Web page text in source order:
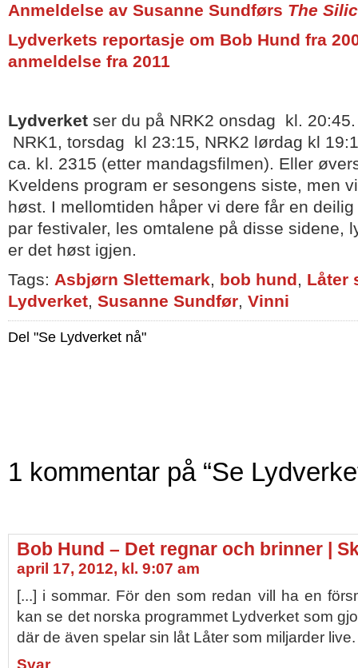
Anmeldelse av Susanne Sundførs The
Lydverkets reportasje om Bob Hund fra
anmeldelse fra 2011
Lydverket ser du på NRK2 onsdag kl.
NRK1, torsdag kl 23:15, NRK2 lørdag kl
ca. kl. 2315 (etter mandagsfilmen). Eller
Kveldens program er sesongens siste, men
høst. I mellomtiden håper vi dere får en
par festivaler, les omtalene på disse sidene,
er det høst igjen.
Tags: Asbjørn Slettemark, bob hund, Låter
Lydverket, Susanne Sundfør, Vinni
Del "Se Lydverket nå"
1 kommentar på “Se
Bob Hund – Det regnar och brinner |
april 17, 2012, kl. 9:07 am
[...] i sommar. För den som redan vill ha en
kan se det norska programmet Lydverket som
där de även spelar sin låt Låter som miljarder
Svar